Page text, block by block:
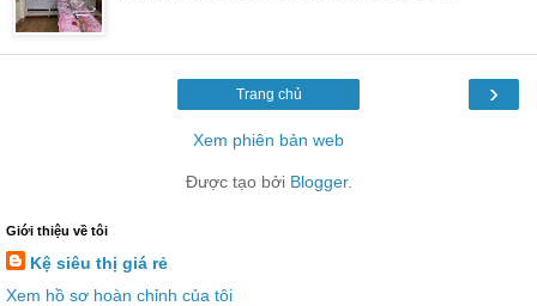
›
Trang chủ
Xem phiên bản web
Được tạo bởi Blogger.
Giới thiệu về tôi
Kệ siêu thị giá rẻ
Xem hồ sơ hoàn chỉnh của tôi